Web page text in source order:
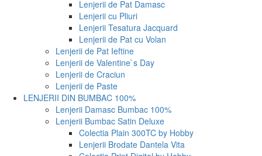
Lenjerii de Pat Damasc
Lenjerii cu Pliuri
Lenjerii Tesatura Jacquard
Lenjerii de Pat cu Volan
Lenjerii de Pat Ieftine
Lenjerii de Valentine`s Day
Lenjerii de Craciun
Lenjerii de Paste
LENJERII DIN BUMBAC 100%
Lenjerii Damasc Bumbac 100%
Lenjerii Bumbac Satin Deluxe
Colectia Plain 300TC by Hobby
Lenjerii Brodate Dantela Vita